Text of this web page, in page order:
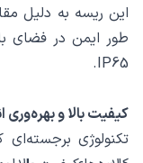
این ریسه به دلیل
طور ایمن در فضای
IP65.
کیفیت بالا و بهره‌وری
تکنولوژی